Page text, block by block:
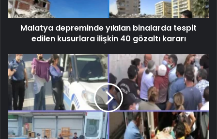
Malatya depreminde yıkılan binalarda tespit
edilen kusurlara ilişkin 40 gözaltı kararı